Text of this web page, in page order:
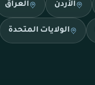
الأردن العراق
الولايات المتحدة